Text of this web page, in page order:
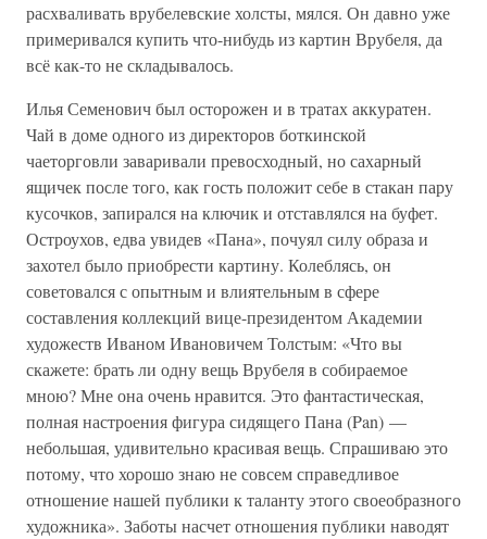
расхваливать врубелевские холсты, мялся. Он давно уже
примеривался купить что-нибудь из картин Врубеля, да
всё как-то не складывалось.
Илья Семенович был осторожен и в тратах аккуратен.
Чай в доме одного из директоров боткинской
чаеторговли заваривали превосходный, но сахарный
ящичек после того, как гость положит себе в стакан пару
кусочков, запирался на ключик и отставлялся на буфет.
Остроухов, едва увидев «Пана», почуял силу образа и
захотел было приобрести картину. Колеблясь, он
советовался с опытным и влиятельным в сфере
составления коллекций вице-президентом Академии
художеств Иваном Ивановичем Толстым: «Что вы
скажете: брать ли одну вещь Врубеля в собираемое
мною? Мне она очень нравится. Это фантастическая,
полная настроения фигура сидящего Пана (Pan) —
небольшая, удивительно красивая вещь. Спрашиваю это
потому, что хорошо знаю не совсем справедливое
отношение нашей публики к таланту этого своеобразного
художника». Заботы насчет отношения публики наводят